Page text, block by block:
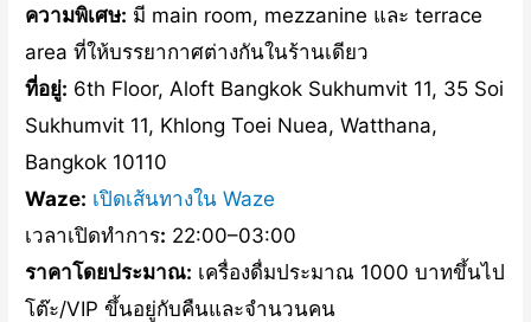
ความพิเศษ: มี main room, mezzanine และ terrace
area ที่ให้บรรยากาศต่างกันในร้านเดียว
ที่อยู่: 6th Floor, Aloft Bangkok Sukhumvit 11, 35 Soi
Sukhumvit 11, Khlong Toei Nuea, Watthana,
Bangkok 10110
Waze: เปิดเส้นทางใน Waze
เวลาเปิดทำการ: 22:00–03:00
ราคาโดยประมาณ: เครื่องดื่มประมาณ 1000 บาทขึ้นไป
โต๊ะ/VIP ขึ้นอยู่กับคืนและจำนวนคน